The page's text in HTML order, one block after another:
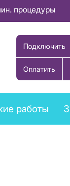
процедуры
Подключить
Оплатить
работы